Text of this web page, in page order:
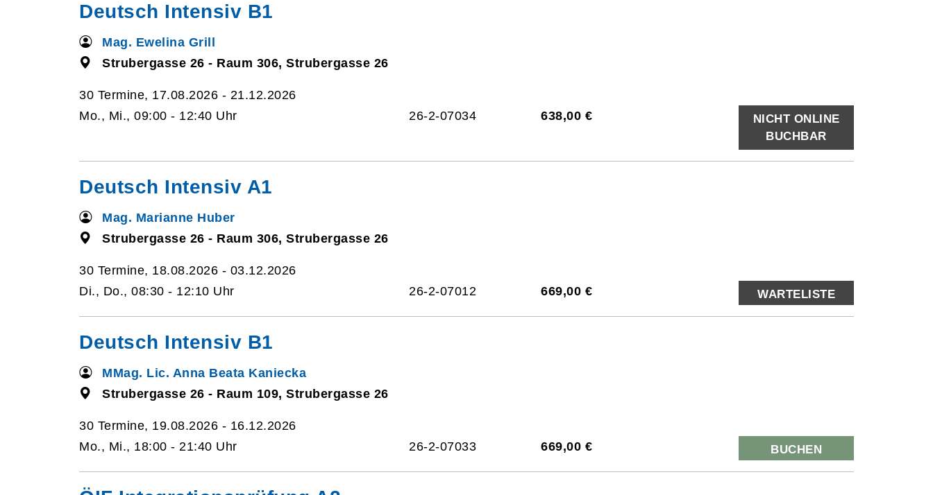
Deutsch Intensiv B1
Mag. Ewelina Grill
Strubergasse 26 - Raum 306, Strubergasse 26
30 Termine, 17.08.2026 - 21.12.2026
Mo., Mi., 09:00 - 12:40 Uhr
26-2-07034 638,00 €
NICHT ONLINE
BUCHBAR
Deutsch Intensiv A1
Mag. Marianne Huber
Strubergasse 26 - Raum 306, Strubergasse 26
30 Termine, 18.08.2026 - 03.12.2026
Di., Do., 08:30 - 12:10 Uhr
26-2-07012 669,00 € WARTELISTE
Deutsch Intensiv B1
MMag. Lic. Anna Beata Kaniecka
Strubergasse 26 - Raum 109, Strubergasse 26
30 Termine, 19.08.2026 - 16.12.2026
Mo., Mi., 18:00 - 21:40 Uhr
26-2-07033 669,00 € BUCHEN